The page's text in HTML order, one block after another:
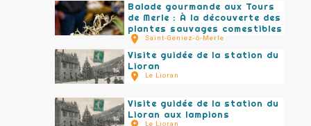
Balade gourmande aux Tours
de Merle : À la découverte des
plantes sauvages comestibles
Saint-Geniez-ô-Merle
Visite guidée de la station du
Lioran
Le Lioran
Visite guidée de la station du
Lioran aux lampions
Le Lioran